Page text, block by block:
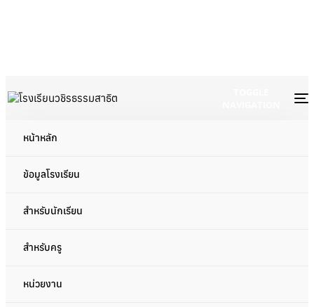
หน้าหลัก
ข้อมูลโรงเรียน
สำหรับนักเรียน
สำหรับครู
หน่วยงาน
Archive